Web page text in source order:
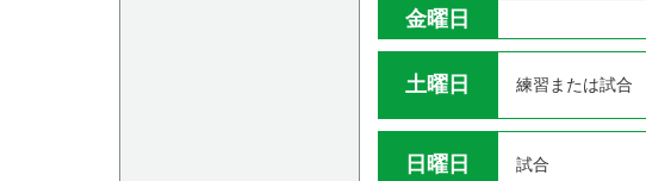
金曜日
土曜日 練習または試合
日曜日 試合